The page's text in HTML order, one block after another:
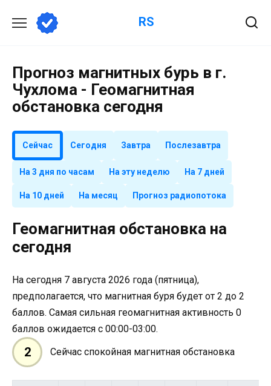
содержанию
RS
Прогноз магнитных бурь в г.
Чухлома - Геомагнитная
обстановка сегодня
Сейчас Сегодня Завтра Послезавтра
На 3 дня по часам На эту неделю На 7 дней
На 10 дней На месяц Прогноз радиопотока
Геомагнитная обстановка на
сегодня
На сегодня 7 августа 2026 года (пятница),
предполагается, что магнитная буря будет от 2 до 2
баллов. Самая сильная геомагнитная активность 0
баллов ожидается с 00:00-03:00.
2 Сейчас спокойная магнитная обстановка